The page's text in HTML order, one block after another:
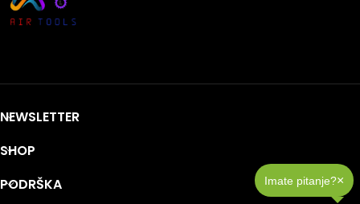
NEWSLETTER
SHOP
PODRŠKA
Imate pitanje?×